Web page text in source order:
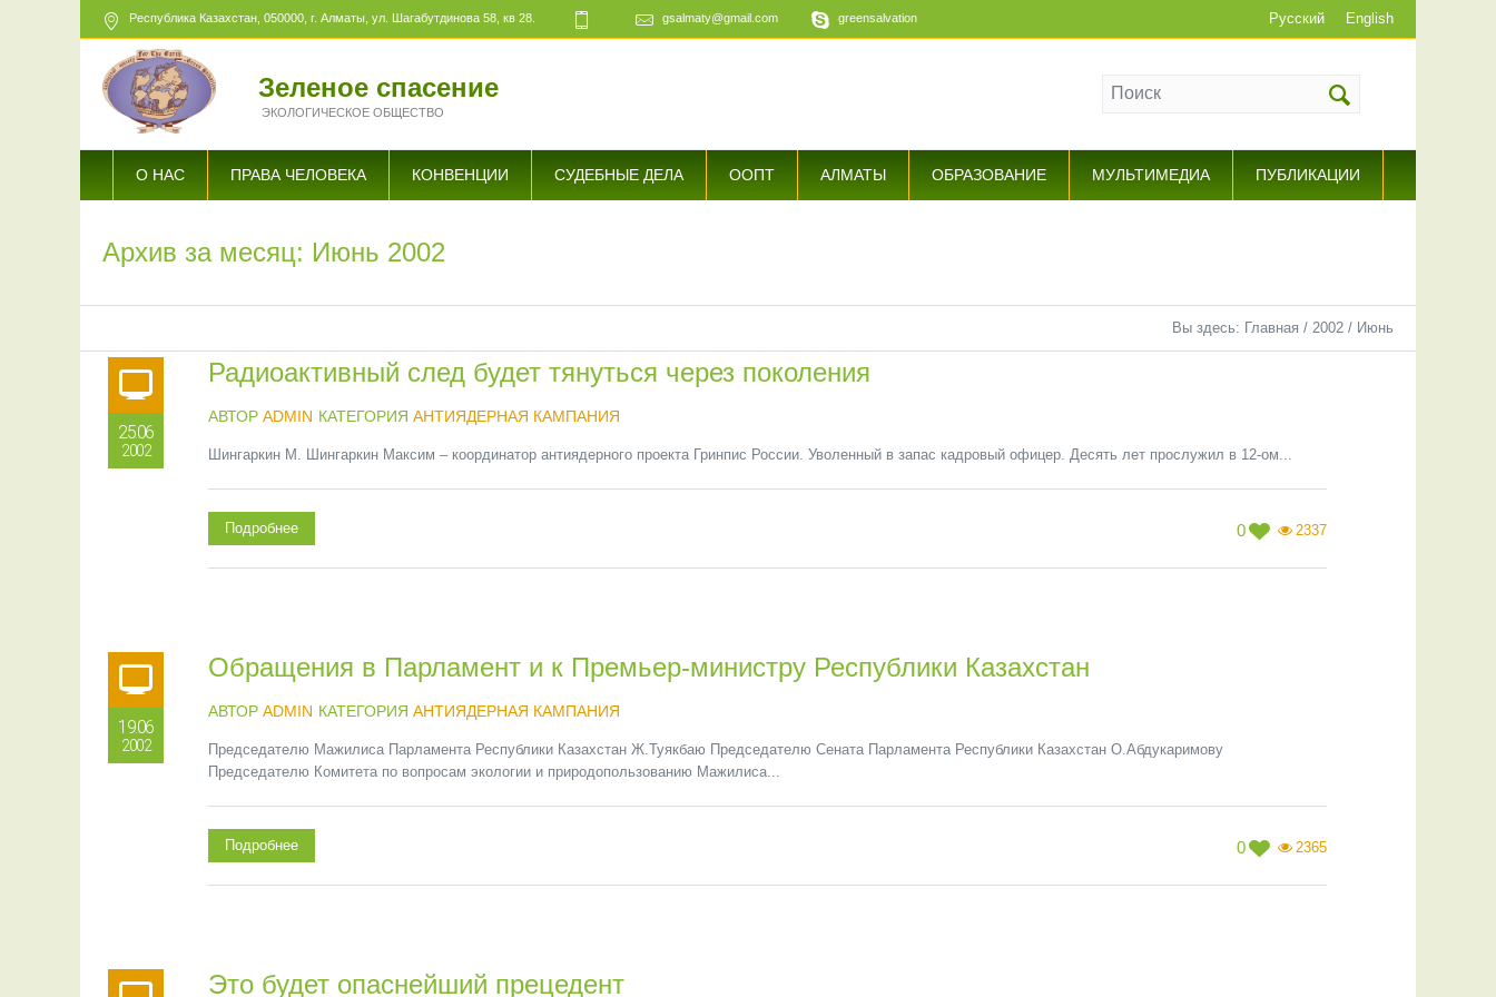
Русский English
Республика Казахстан, 050000, г. Алматы, ул. Шагабутдинова 58, кв 28. gsalmaty@gmail.com greensalvation
Зеленое спасение
ЭКОЛОГИЧЕСКОЕ ОБЩЕСТВО
О НАС ПРАВА ЧЕЛОВЕКА КОНВЕНЦИИ СУДЕБНЫЕ ДЕЛА ООПТ АЛМАТЫ ОБРАЗОВАНИЕ МУЛЬТИМЕДИА ПУБЛИКАЦИИ
Архив за месяц: Июнь 2002
Вы здесь: Главная / 2002 / Июнь
25.06
2002
Радиоактивный след будет тянуться через поколения
АВТОР ADMIN КАТЕГОРИЯ АНТИЯДЕРНАЯ КАМПАНИЯ
Шингаркин М. Шингаркин Максим – координатор антиядерного проекта Гринпис России. Уволенный в запас кадровый офицер. Десять лет прослужил в 12-ом...
0 2337
Подробнее
19.06
2002
Обращения в Парламент и к Премьер-министру Республики Казахстан
АВТОР ADMIN КАТЕГОРИЯ АНТИЯДЕРНАЯ КАМПАНИЯ
Председателю Мажилиса Парламента Республики Казахстан Ж.Туякбаю Председателю Сената Парламента Республики Казахстан О.Абдукаримову
Председателю Комитета по вопросам экологии и природопользованию Мажилиса...
0 2365
Подробнее
Это будет опаснейший прецедент